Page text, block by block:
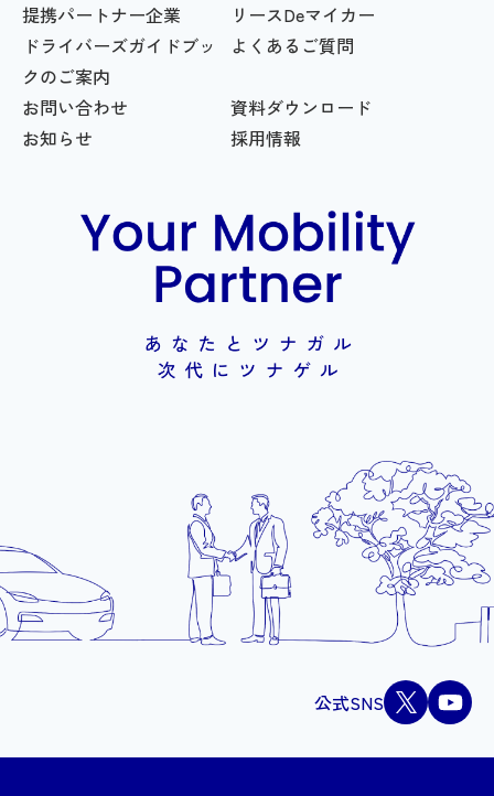
提携パートナー企業
リースDeマイカー
ドライバーズガイドブッ
クのご案内
よくあるご質問
お問い合わせ
資料ダウンロード
お知らせ
採用情報
公式SNS